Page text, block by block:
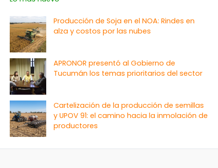
Producción de Soja en el NOA: Rindes en
alza y costos por las nubes
APRONOR presentó al Gobierno de
Tucumán los temas prioritarios del sector
Cartelización de la producción de semillas
y UPOV 91: el camino hacia la inmolación de
productores